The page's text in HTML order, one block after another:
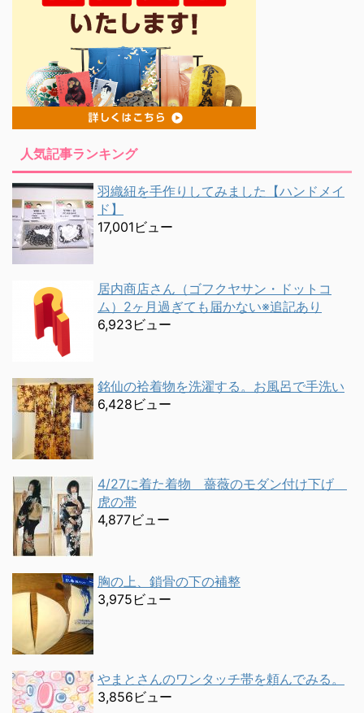
人気記事ランキング
羽織紐を手作りしてみました【ハンドメイ
ド】
17,001ビュー
居内商店さん（ゴフクヤサン・ドットコ
ム）2ヶ月過ぎても届かない※追記あり
6,923ビュー
銘仙の袷着物を洗濯する。お風呂で手洗い
6,428ビュー
4/27に着た着物 薔薇のモダン付け下げ
虎の帯
4,877ビュー
胸の上、鎖骨の下の補整
3,975ビュー
やまとさんのワンタッチ帯を頼んでみる。
3,856ビュー